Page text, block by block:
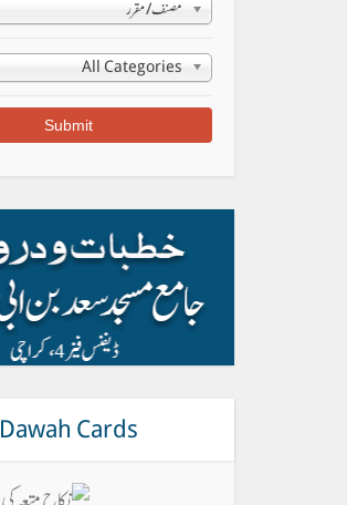
مصنف/مقرر
All Categories
Dawah Cards